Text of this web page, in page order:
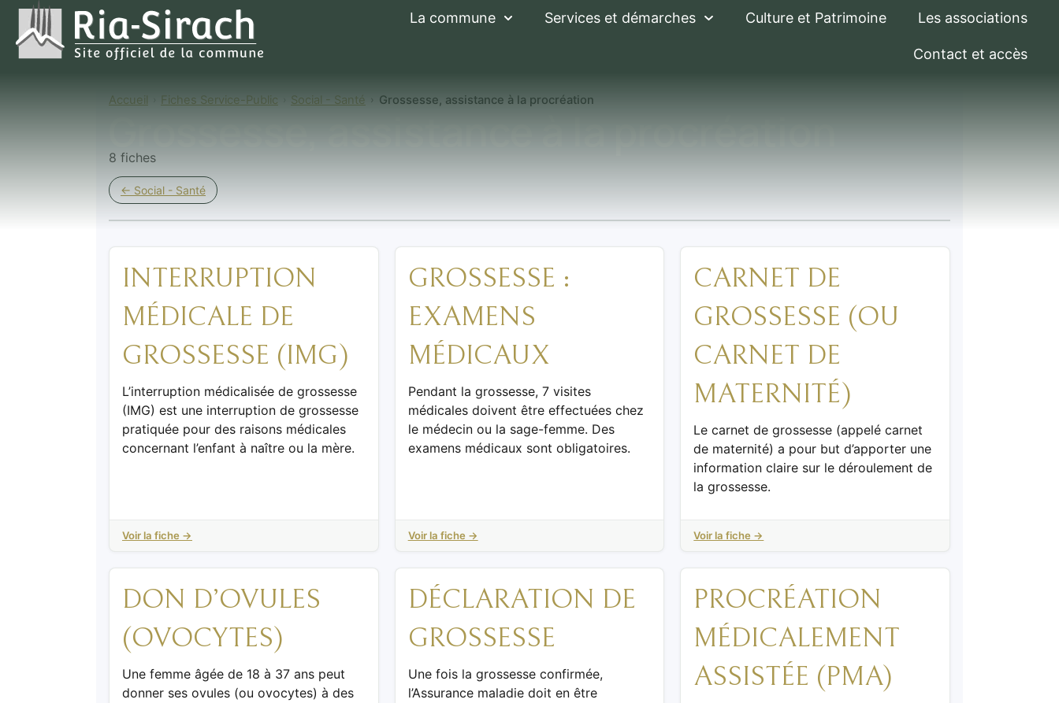
La commune Services et démarches Culture et Patrimoine Les associations
Contact et accès
Accueil Fiches Service-Public Social - Santé Grossesse, assistance à la procréation
Grossesse, assistance à la procréation
8 fiches
← Social - Santé
INTERRUPTION
MÉDICALE DE
GROSSESSE (IMG)
L’interruption médicalisée de grossesse
(IMG) est une interruption de grossesse
pratiquée pour des raisons médicales
concernant l’enfant à naître ou la mère.
Voir la fiche →
GROSSESSE :
EXAMENS
MÉDICAUX
Pendant la grossesse, 7 visites
médicales doivent être effectuées chez
le médecin ou la sage-femme. Des
examens médicaux sont obligatoires.
Voir la fiche →
CARNET DE
GROSSESSE (OU
CARNET DE
MATERNITÉ)
Le carnet de grossesse (appelé carnet
de maternité) a pour but d’apporter une
information claire sur le déroulement de
la grossesse.
Voir la fiche →
DON D’OVULES
(OVOCYTES)
Une femme âgée de 18 à 37 ans peut
donner ses ovules (ou ovocytes) à des
DÉCLARATION DE
GROSSESSE
Une fois la grossesse confirmée,
l’Assurance maladie doit en être
PROCRÉATION
MÉDICALEMENT
ASSISTÉE (PMA)